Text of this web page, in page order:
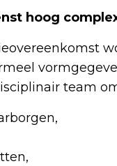
hoog
team